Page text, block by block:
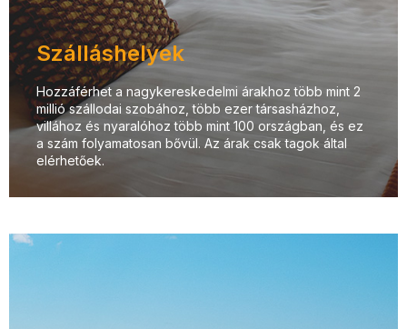
Szálláshelyek
Hozzáférhet a nagykereskedelmi árakhoz több mint 2
millió szállodai szobához, több ezer társasházhoz,
villához és nyaralóhoz több mint 100 országban, és ez
a szám folyamatosan bővül. Az árak csak tagok által
elérhetőek.